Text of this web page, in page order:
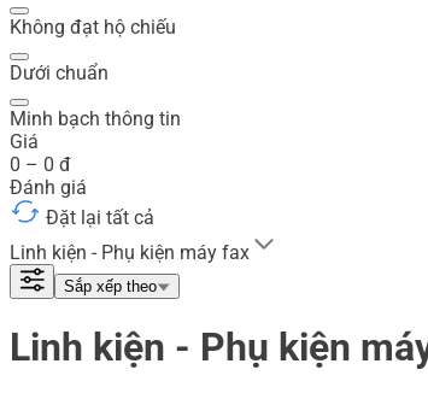
Không đạt hộ chiếu
Dưới chuẩn
Minh bạch thông tin
Giá
0 – 0 đ
Đánh giá
Đặt lại tất cả
Linh kiện - Phụ kiện máy fax
Sắp xếp theo
Linh kiện - Phụ kiện